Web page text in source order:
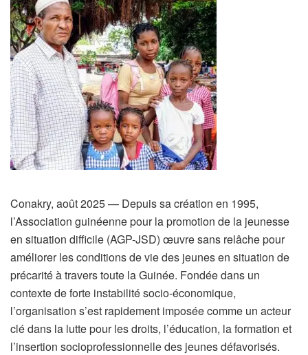
Conakry, août 2025 — Depuis sa création en 1995,
l’Association guinéenne pour la promotion de la jeunesse
en situation difficile (AGP-JSD) œuvre sans relâche pour
améliorer les conditions de vie des jeunes en situation de
précarité à travers toute la Guinée. Fondée dans un
contexte de forte instabilité socio-économique,
l’organisation s’est rapidement imposée comme un acteur
clé dans la lutte pour les droits, l’éducation, la formation et
l’insertion socioprofessionnelle des jeunes défavorisés.